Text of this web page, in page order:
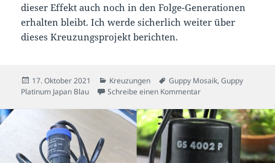
dieser Effekt auch noch in den Folge-Generationen
erhalten bleibt. Ich werde sicherlich weiter über
dieses Kreuzungsprojekt berichten.
Veröffentlicht
am
17. Oktober 2021 Kategorien
Kreuzungen Schlagwörter
Guppy Mosaik,Guppy
Platinum Japan Blau
Schreibe einen Kommentarzu Kreuzungsprojekt